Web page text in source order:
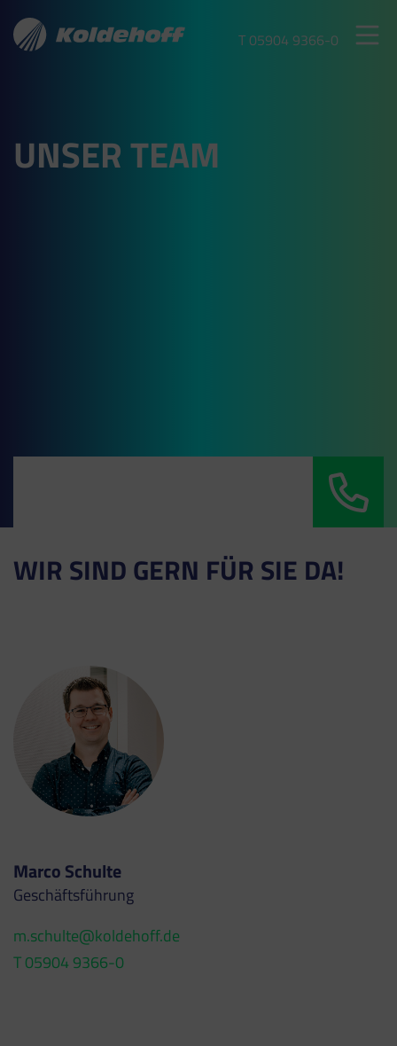
T 05904 9366-0
UNSER TEAM
WIR SIND GERN FÜR SIE DA!
Marco Schulte
Geschäftsführung
m.schulte@koldehoff.de
T 05904 9366-0